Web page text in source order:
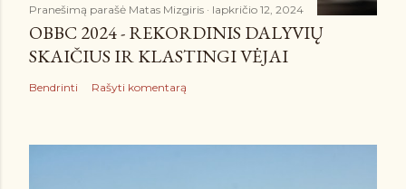
Pranešimą parašė Matas Mizgiris lapkričio 12, 2024
OBBC 2024 - REKORDINIS DALYVIŲ
SKAIČIUS IR KLASTINGI VĖJAI
Bendrinti Rašyti komentarą